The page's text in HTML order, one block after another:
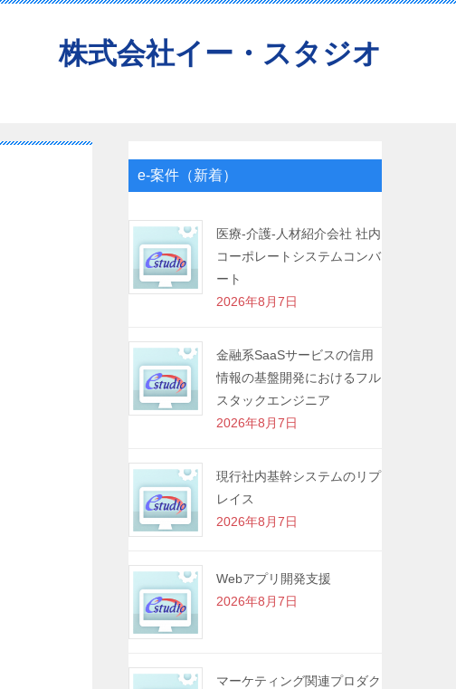
株式会社イー・スタジオ
e-案件（新着）
医療-介護-人材紹介会社 社内
コーポレートシステムコンバ
ート
2026年8月7日
金融系SaaSサービスの信用
情報の基盤開発におけるフル
スタックエンジニア
2026年8月7日
現行社内基幹システムのリプ
レイス
2026年8月7日
Webアプリ開発支援
2026年8月7日
マーケティング関連プロダク